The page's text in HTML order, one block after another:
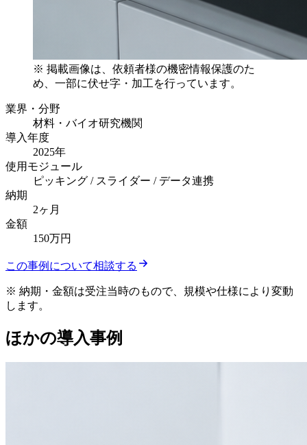
※ 掲載画像は、依頼者様の機密情報保護のた
め、一部に伏せ字・加工を行っています。
業界・分野
材料・バイオ研究機関
導入年度
2025年
使用モジュール
ピッキング / スライダー / データ連携
納期
2ヶ月
金額
150万円
この事例について相談する
※ 納期・金額は受注当時のもので、規模や仕様により変動
します。
ほかの導入事例